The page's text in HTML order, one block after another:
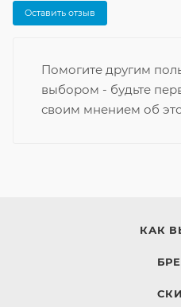
Оставить отзыв
Помогите другим
выбором - будьте
своим мнением об
КАК